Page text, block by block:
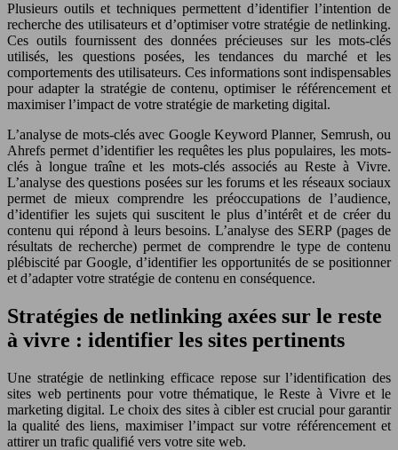
Plusieurs outils et techniques permettent d’identifier l’intention de
recherche des utilisateurs et d’optimiser votre stratégie de netlinking.
Ces outils fournissent des données précieuses sur les mots-clés
utilisés, les questions posées, les tendances du marché et les
comportements des utilisateurs. Ces informations sont indispensables
pour adapter la stratégie de contenu, optimiser le référencement et
maximiser l’impact de votre stratégie de marketing digital.
L’analyse de mots-clés avec Google Keyword Planner, Semrush, ou
Ahrefs permet d’identifier les requêtes les plus populaires, les mots-
clés à longue traîne et les mots-clés associés au Reste à Vivre.
L’analyse des questions posées sur les forums et les réseaux sociaux
permet de mieux comprendre les préoccupations de l’audience,
d’identifier les sujets qui suscitent le plus d’intérêt et de créer du
contenu qui répond à leurs besoins. L’analyse des SERP (pages de
résultats de recherche) permet de comprendre le type de contenu
plébiscité par Google, d’identifier les opportunités de se positionner
et d’adapter votre stratégie de contenu en conséquence.
Stratégies de netlinking axées sur le reste
à vivre : identifier les sites pertinents
Une stratégie de netlinking efficace repose sur l’identification des
sites web pertinents pour votre thématique, le Reste à Vivre et le
marketing digital. Le choix des sites à cibler est crucial pour garantir
la qualité des liens, maximiser l’impact sur votre référencement et
attirer un trafic qualifié vers votre site web.